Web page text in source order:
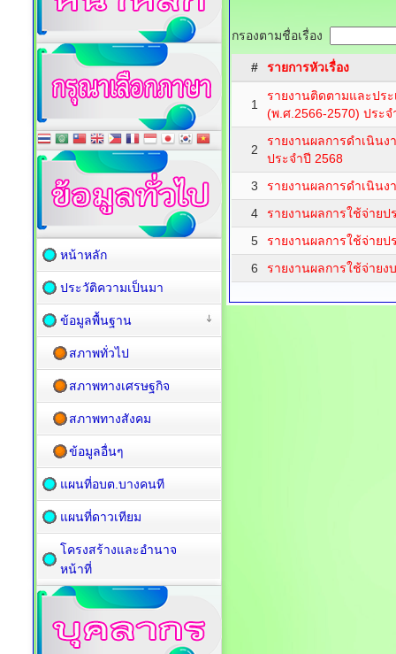
กรองตามชื่อเรื่อง
# รายการหัวเรื่อง
1
รายงานติดตามและปร
(พ.ศ.2566-2570) ประจ
2
รายงานผลการดำเนิน
ประจำปี 2568
3
รายงานผลการดำเนิน
4
รายงานผลการใช้จ่ายป
5
รายงานผลการใช้จ่าย
6
รายงานผลการใช้จ่าย
หน้าหลัก
ประวัติความเป็นมา
ข้อมูลพื้นฐาน
สภาพทั่วไป
สภาพทางเศรษฐกิจ
สภาพทางสังคม
ข้อมูลอื่นๆ
แผนที่อบต.บางคนที
แผนที่ดาวเทียม
โครงสร้างและอำนาจ
หน้าที่